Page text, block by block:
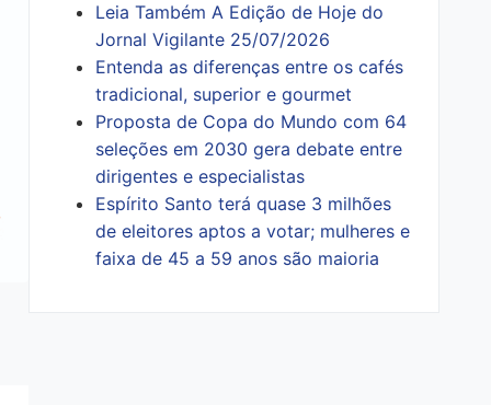
Leia Também A Edição de Hoje do
Jornal Vigilante 25/07/2026
Entenda as diferenças entre os cafés
tradicional, superior e gourmet
Proposta de Copa do Mundo com 64
seleções em 2030 gera debate entre
dirigentes e especialistas
Espírito Santo terá quase 3 milhões
de eleitores aptos a votar; mulheres e
faixa de 45 a 59 anos são maioria